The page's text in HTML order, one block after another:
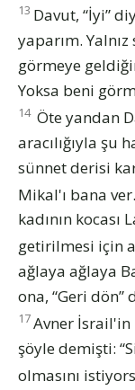
13 Davut, “İyi”
yaparım.
görmeye
Yoksa beni
14 Öte yandan
aracılığıyla şu
sünnet derisi
Mikal'ı bana
kadının kocası
getirilmesi için
ağlaya ağlaya
ona, “Geri dön”
17Avner
şöyle demişti:
olmasını